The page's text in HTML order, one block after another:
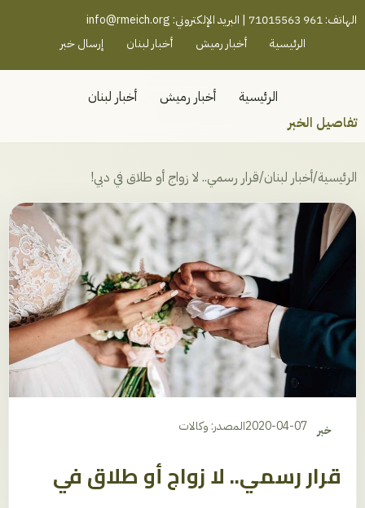
رميش جنوب - لبنان
الهاتف: 961 71015563 | البريد الإلكتروني:
info@rmeich.org
الرئيسية
أخبار رميش أخبار لبنان إرسال خبر
الرئيسية أخبار رميش
أخبار لبنان
تفاصيل الخبر
الرئيسية/أخبار لبنان/قرار رسمي.. لا زواج أو طلاق في دبي!
خبر 2020-04-07المصدر: وكالات
قرار رسمي.. لا زواج أو طلاق في